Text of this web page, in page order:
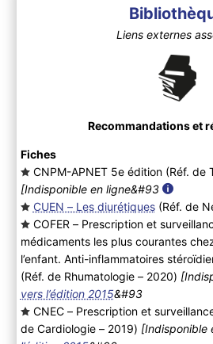
Liens externes
Recommandations et
Fiches
CNPM-APNET 5e édition (Réf. de
[Indisponible en ligne&#93
CUEN – Les diurétiques(Réf. de
COFER – Prescription et
médicaments les plus courantes
l’enfant. Anti-inflammatoires
(Réf. de Rhumatologie – 2020)
vers l’édition 2015&#93
CNEC – Prescription et
de Cardiologie – 2019) [Indisponible